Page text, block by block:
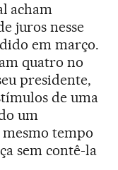
acham
juros nesse
em março.
quatro no
presidente,
de uma
um
tempo
sem contê-la